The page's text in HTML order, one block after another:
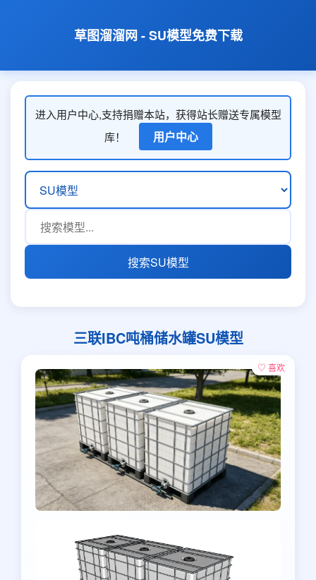
草图溜溜网 - SU模型免费下载
进入用户中心,支持捐赠本站，获得站长赠送专属模型
库！
用户中心
搜索SU模型
三联IBC吨桶储水罐SU模型
♡ 喜欢